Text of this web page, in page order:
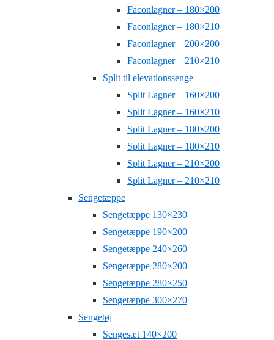
Faconlagner – 180×200
Faconlagner – 180×210
Faconlagner – 200×200
Faconlagner – 210×210
Split til elevationssenge
Split Lagner – 160×200
Split Lagner – 160×210
Split Lagner – 180×200
Split Lagner – 180×210
Split Lagner – 210×200
Split Lagner – 210×210
Sengetæppe
Sengetæppe 130×230
Sengetæppe 190×200
Sengetæppe 240×260
Sengetæppe 280×200
Sengetæppe 280×250
Sengetæppe 300×270
Sengetøj
Sengesæt 140×200